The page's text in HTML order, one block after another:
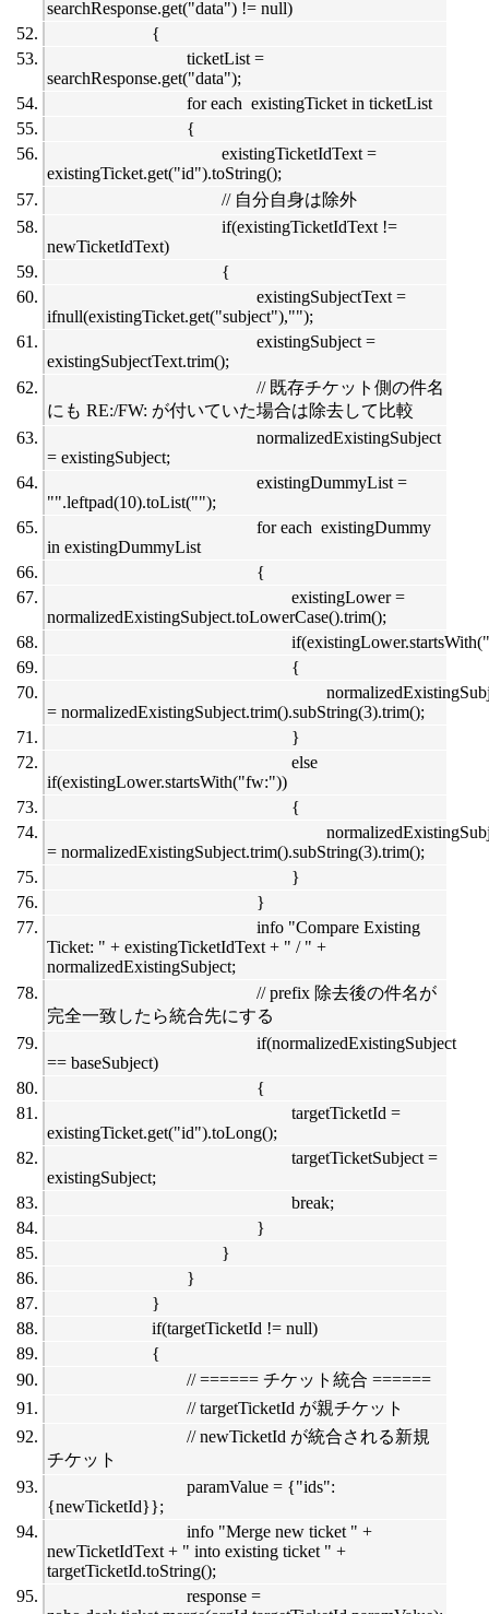
searchResponse.get("data") != null)
{
ticketList =
searchResponse.get("data");
for each existingTicket in ticketList
{
existingTicketIdText =
existingTicket.get("id").toString();
// 自分自身は除外
if(existingTicketIdText !=
newTicketIdText)
{
existingSubjectText =
ifnull(existingTicket.get("subject"),"");
existingSubject =
existingSubjectText.trim();
// 既存チケット側の件名
にも RE:/FW: が付いていた場合は除去して比較
normalizedExistingSubject
= existingSubject;
existingDummyList =
"".leftpad(10).toList("");
for each existingDummy
in existingDummyList
{
existingLower =
normalizedExistingSubject.toLowerCase().trim();
{
= normalizedExistingSubject.trim().subString(3).trim();
}
else
if(existingLower.startsWith("fw:"))
{
= normalizedExistingSubject.trim().subString(3).trim();
}
}
info "Compare Existing
Ticket: " + existingTicketIdText + " / " +
normalizedExistingSubject;
// prefix 除去後の件名が
完全一致したら統合先にする
if(normalizedExistingSubject
== baseSubject)
{
targetTicketId =
existingTicket.get("id").toLong();
targetTicketSubject =
existingSubject;
break;
}
}
}
}
if(targetTicketId != null)
{
// ====== チケット統合 ======
// targetTicketId が親チケット
// newTicketId が統合される新規
チケット
paramValue = {"ids":
{newTicketId}};
info "Merge new ticket " +
newTicketIdText + " into existing ticket " +
targetTicketId.toString();
response =